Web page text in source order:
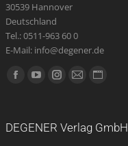
30539 Hannover
Deutschland
Tel.: 0511-963 60 0
E-Mail: info@degener.de
Finden Sie uns auf:
FacebookYouTubeInstagram
E-
opens
Website
DEGENER Verlag GmbH